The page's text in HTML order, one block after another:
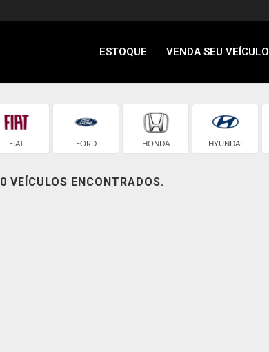
ESTOQUE VENDA SEU VEÍCULO
FIAT FORD HONDA HYUNDAI
0 VEÍCULOS ENCONTRADOS.